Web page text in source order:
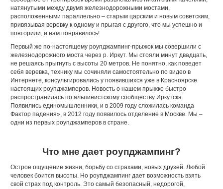
натянутыми между двумя железнодорожными мостами,
расположенными параллельно – старым царским и новым советским,
привязывая веревку к одному и прыгая с другого, что мы успешно и
повторили, и нам понравилось!
Первый же по-настоящему роупджампинг-прыжок мы совершили с
железнодорожного моста через р. Иркут. Мы стояли минут двадцать,
не решаясь прыгнуть с высоты 20 метров. Не понятно, как поведет
себя веревка, технику мы сочиняли самостоятельно по видео в
Интернете, консультировались у появившихся уже в Красноярске
настоящих роупджамперов. Новость о нашем прыжке быстро
распространилась по альпинистскому сообществу Иркутска.
Появились единомышленники, и в 2009 году сложилась команда
Фактор падения», в 2012 году появилось отделение в Москве. Мы –
одни из первых роупджамперов в стране.
Что мне дает роупджампинг?
Острое ощущение жизни, борьбу со страхами, новых друзей. Любой
человек боится высоты. Но роупджампинг дает возможность взять
свой страх под контроль. Это самый безопасный, недорогой,